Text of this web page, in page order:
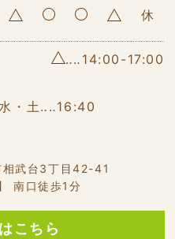
休
‥‥14:00-17:00
・土‥‥16:40
武台3丁目42-41
南口徒歩1分
こちら